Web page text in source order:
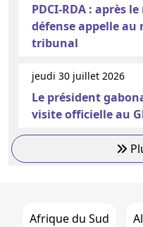
PDCI-RDA : après
défense appelle au
tribunal
jeudi 30 juillet 2026
Le président
visite officielle au
Afrique du Sud